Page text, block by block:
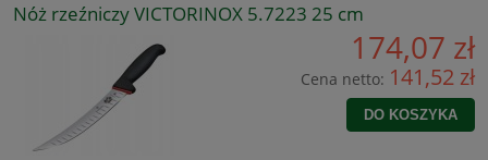
Nóż rzeźniczy VICTORINOX 5.7223 25 cm
174,07 zł
Cena netto: 141,52 zł
DO KOSZYKA